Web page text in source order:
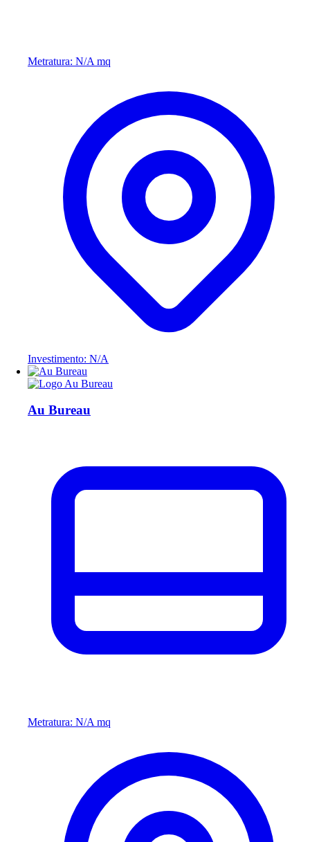
Metratura: N/A mq
Investimento: N/A
Au Bureau
Metratura: N/A mq